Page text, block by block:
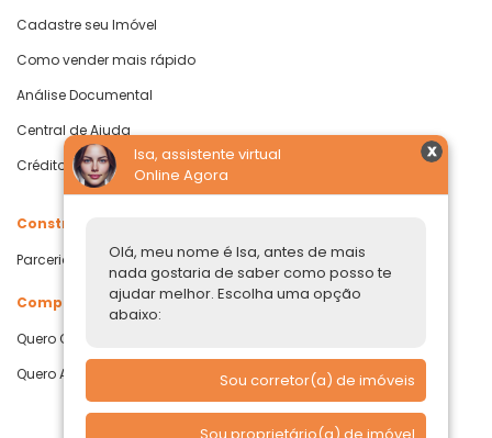
Isa, assistente virtual
Online Agora
Olá, meu nome é Isa, antes de mais
nada gostaria de saber como posso te
ajudar melhor. Escolha uma opção
abaixo:
Sou corretor(a) de imóveis
Cadastre seu Imóvel
Como vender mais rápido
Análise Documental
Central de Ajuda
Crédito com Garantia de Imóvel
Construtoras
Parcerias Imobiliárias
Comprar ou alugar
Quero Comprar
Quero Alugar